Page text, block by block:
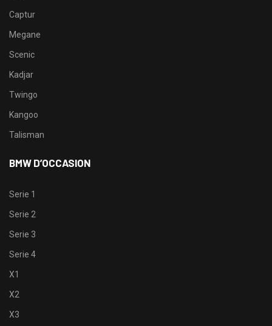
Captur
Megane
Scenic
Kadjar
Twingo
Kangoo
Talisman
BMW D’OCCASION
Serie 1
Serie 2
Serie 3
Serie 4
X1
X2
X3